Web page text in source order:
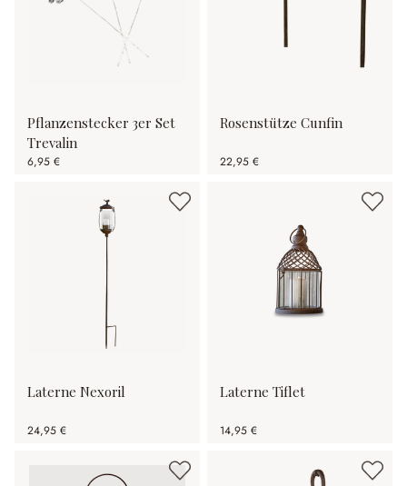
Pflanzenstecker 3er Set
Trevalin
6,95 €
Rosenstütze Cunfin
22,95 €
Laterne Nexoril
24,95 €
Laterne Tiflet
14,95 €